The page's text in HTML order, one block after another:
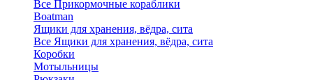
Все Прикормочные кораблики
Boatman
Ящики для хранения, вёдра, сита
Все Ящики для хранения, вёдра, сита
Коробки
Мотыльницы